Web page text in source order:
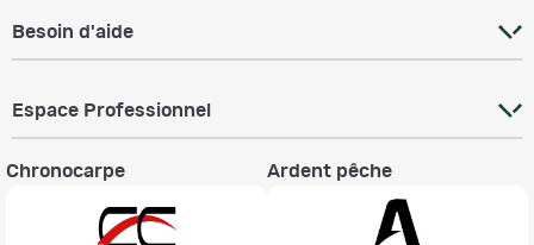
Besoin d'aide
Espace Professionnel
Chronocarpe Ardent pêche